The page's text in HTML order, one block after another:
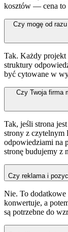
kosztów — cena to
Czy mogę od
Tak. Każdy projekt
struktury
być cytowane w
Czy Twoja firma
Tak, jeśli strona
strony z czytelnym
odpowiedziami na
stronę budujemy z
Czy reklama i
Nie. To dodatkowe
konwertuje, a
są potrzebne do